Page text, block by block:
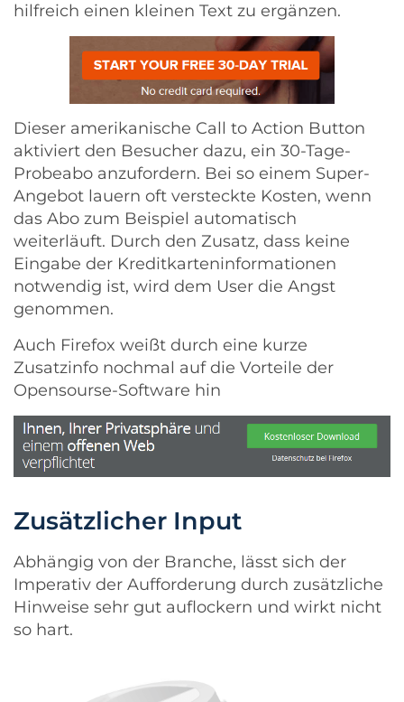
hilfreich einen kleinen Text zu ergänzen.
Dieser amerikanische Call to Action Button
aktiviert den Besucher dazu, ein 30-Tage-
Probeabo anzufordern. Bei so einem Super-
Angebot lauern oft versteckte Kosten, wenn
das Abo zum Beispiel automatisch
weiterläuft. Durch den Zusatz, dass keine
Eingabe der Kreditkarteninformationen
notwendig ist, wird dem User die Angst
genommen.
Auch Firefox weißt durch eine kurze
Zusatzinfo nochmal auf die Vorteile der
Opensourse-Software hin
Zusätzlicher Input
Abhängig von der Branche, lässt sich der
Imperativ der Aufforderung durch zusätzliche
Hinweise sehr gut auflockern und wirkt nicht
so hart.